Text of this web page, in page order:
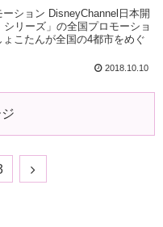
ション DisneyChannel日本開
リーズ」の全国プロモーショ
こたんが全国の4都市をめぐ
2018.10.10